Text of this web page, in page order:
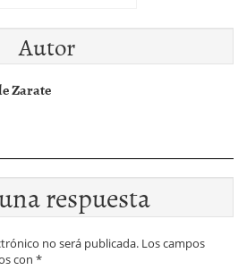
Autor
Zarate
respuesta
no será publicada. Los campos
con *